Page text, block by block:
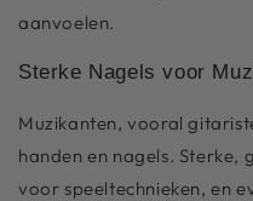
aanvoelen.
Sterke Nagels voor
Muzikanten, vooral
handen en nagels. Sterke,
voor speeltechnieken, en